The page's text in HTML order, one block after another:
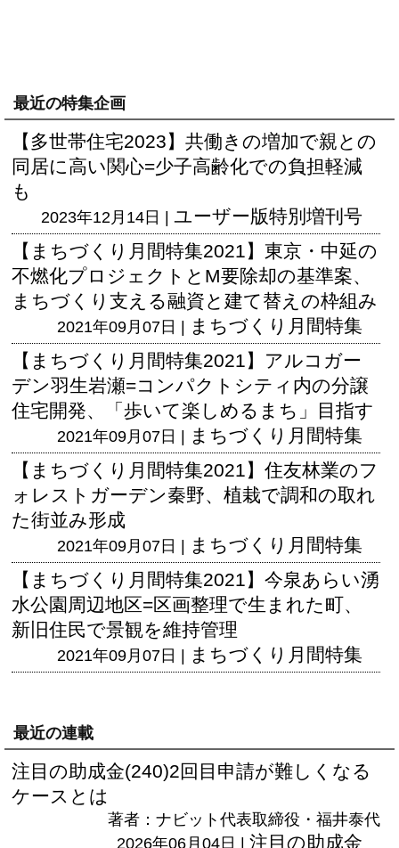
最近の特集企画
【多世帯住宅2023】共働きの増加で親との
同居に高い関心=少子高齢化での負担軽減
も
2023年12月14日 | ユーザー版特別増刊号
【まちづくり月間特集2021】東京・中延の
不燃化プロジェクトとM要除却の基準案、
まちづくり支える融資と建て替えの枠組み
2021年09月07日 | まちづくり月間特集
【まちづくり月間特集2021】アルコガー
デン羽生岩瀬=コンパクトシティ内の分譲
住宅開発、「歩いて楽しめるまち」目指す
2021年09月07日 | まちづくり月間特集
【まちづくり月間特集2021】住友林業のフ
ォレストガーデン秦野、植栽で調和の取れ
た街並み形成
2021年09月07日 | まちづくり月間特集
【まちづくり月間特集2021】今泉あらい湧
水公園周辺地区=区画整理で生まれた町、
新旧住民で景観を維持管理
2021年09月07日 | まちづくり月間特集
最近の連載
注目の助成金(240)2回目申請が難しくなる
ケースとは
著者：ナビット代表取締役・福井泰代
2026年06月04日 | 注目の助成金